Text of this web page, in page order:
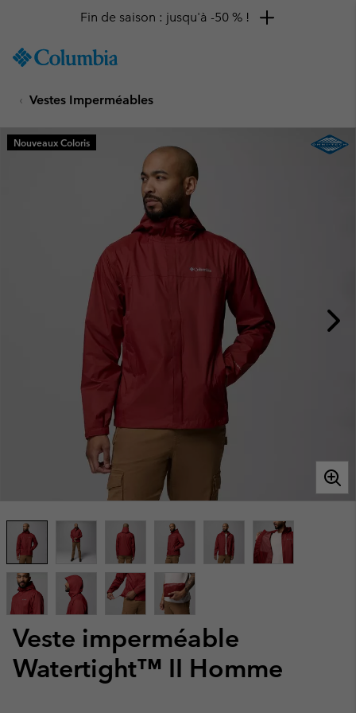
TO
SKIP
MAIN
NAV
Fin de saison : jusqu'à -50 % !
Vestes Imperméables
Veste imperméable
Watertight™ II Homme
Nouveaux Coloris